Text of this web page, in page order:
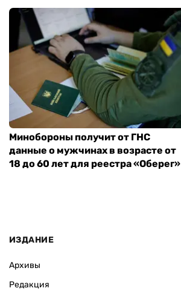
Минобороны получит от ГНС
данные о мужчинах в возрасте от
18 до 60 лет для реестра «Оберег»
ИЗДАНИЕ
Архивы
Редакция